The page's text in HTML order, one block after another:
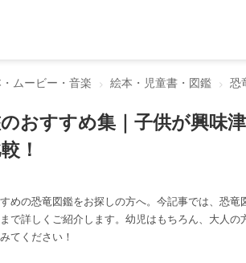
ムービー・音楽 絵本・児童書・図鑑 恐
おすすめ集｜子供が興味
！
めの恐竜図鑑をお探しの方へ。今記事では、恐
で詳しくご紹介します。幼児はもちろん、大人
てください！